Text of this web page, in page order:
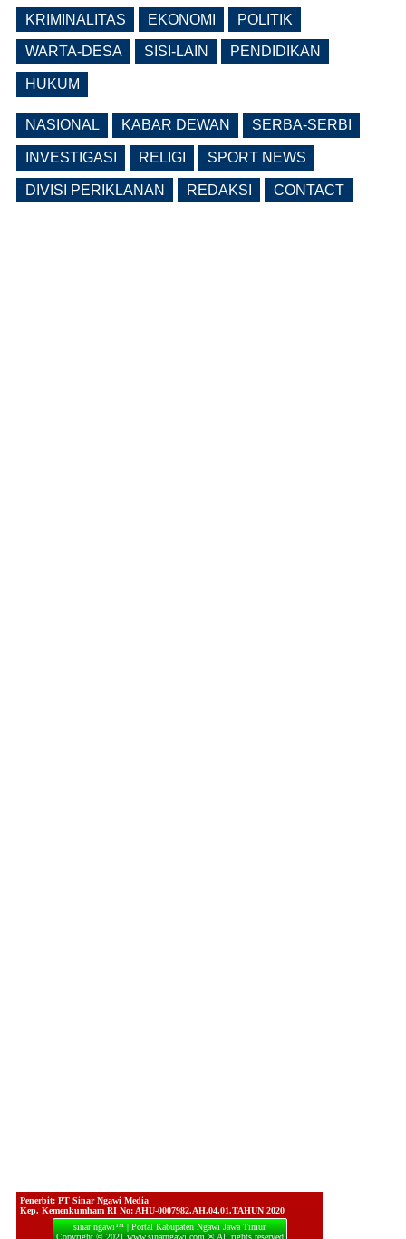
Realisasi Pendapatan Daerah, Belanja
APBD Tiga Besar Jatim
(0 Reply(s))
KRIMINALITAS EKONOMI POLITIK
WARTA-DESA SISI-LAIN PENDIDIKAN
HUKUM
NASIONAL KABAR DEWAN SERBA-SERBI
INVESTIGASI RELIGI SPORT NEWS
DIVISI PERIKLANAN REDAKSI CONTACT
Penerbit: PT Sinar Ngawi Media
Kep. Kemenkumham RI No: AHU-0007982.AH.04.01.TAHUN 2020
sinar ngawi™ | Portal Kabupaten Ngawi Jawa Timur